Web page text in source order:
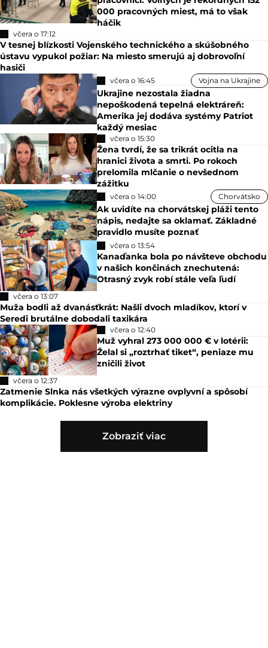
000 pracovných miest, má to však
háčik
včera o 17:12
V tesnej blízkosti Vojenského technického a skúšobného
ústavu vypukol požiar: Na miesto smerujú aj dobrovoľní
hasiči
včera o 16:45 Vojna na Ukrajine
Ukrajine nezostala žiadna
nepoškodená tepelná elektráreň:
Amerika jej dodáva systémy Patriot
každý mesiac
včera o 15:30
Žena tvrdí, že sa trikrát ocitla na
hranici života a smrti. Po rokoch
prelomila mlčanie o nevšednom
zážitku
včera o 14:00 Chorvátsko
Ak uvidíte na chorvátskej pláži tento
nápis, nedajte sa oklamať. Základné
pravidlo musíte poznať
včera o 13:54
Kanaďanka bola po návšteve obchodu
v našich končinách znechutená:
Otrasný zvyk robí stále veľa ľudí
včera o 13:07
Muža bodli až dvanásťkrát: Našli dvoch mladíkov, ktorí v
Seredi brutálne dobodali taxikára
včera o 12:40
Muž vyhral 273 000 000 € v lotérii:
Želal si „roztrhať tiket“, peniaze mu
zničili život
včera o 12:37
Zatmenie Slnka nás všetkých výrazne ovplyvní a spôsobí
komplikácie. Poklesne výroba elektriny
Zobraziť viac